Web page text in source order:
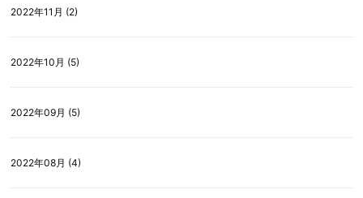
2022年11月 (2)
2022年10月 (5)
2022年09月 (5)
2022年08月 (4)